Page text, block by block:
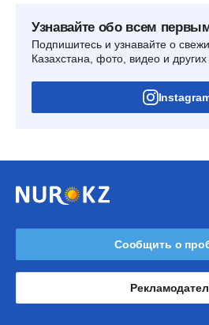
Узнавайте обо всем
Подпишитесь и узнавайте о
Казахстана, фото, видео и других
Сообщить о